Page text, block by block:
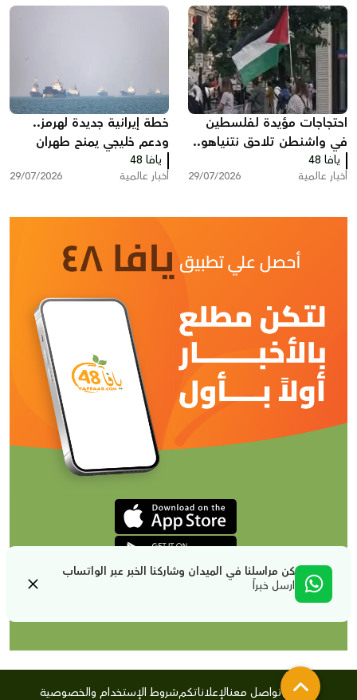
كن مراسلنا في الميدان وشاركنا الخبر عبر الواتساب
ارسل خبراً
احتجاجات مؤيدة لفلسطين
في واشنطن تلاحق نتنياهو..
هتافات وصفارات إنذار أمام
مقر إقامته
يافا 48
أخبار عالمية 29/07/2026
خطة إيرانية جديدة لهرمز..
ودعم خليجي يمنح طهران
نفوذا غير مسبوق
يافا 48
أخبار عالمية 29/07/2026
من نحنتواصل معنالإعلاناتكمشروط الإستخدام والخصوصية